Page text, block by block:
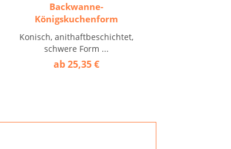
Backwanne-
Königskuchenform
Konisch, anithaftbeschichtet,
schwere Form ...
ab 25,35 €